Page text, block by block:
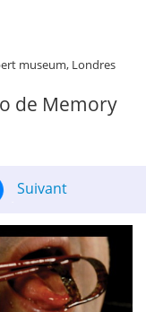
museum, Londres
de Memory
Suivant